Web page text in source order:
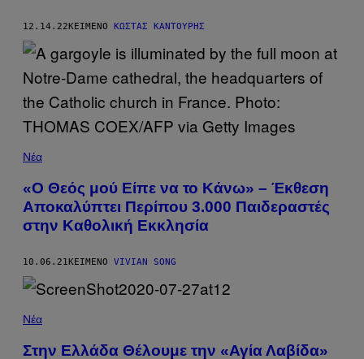
12.14.22 ΚΕΊΜΕΝΟ ΚΏΣΤΑΣ ΚΑΝΤΟΎΡΗΣ
Νέα
«Ο Θεός μού Είπε να το Κάνω» – Έκθεση
Αποκαλύπτει Περίπου 3.000 Παιδεραστές
στην Καθολική Εκκλησία
10.06.21ΚΕΊΜΕΝΟ VIVIAN SONG
Νέα
Στην Ελλάδα Θέλουμε την «Αγία Λαβίδα»